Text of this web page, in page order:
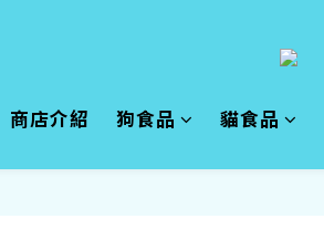
商店介紹 狗食品 貓食品